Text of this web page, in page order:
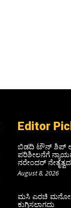
Editor
ಬಿಡದಿ ಟೌನ್ ಶಿಪ್
ಪರಿಶೀಲನೆಗೆ
ನರೇಂದರ್
August 8, 2026
ಮಸಿ ಎರಚಿ
ಕುಗ್ಗಿಸಲಾಗದು